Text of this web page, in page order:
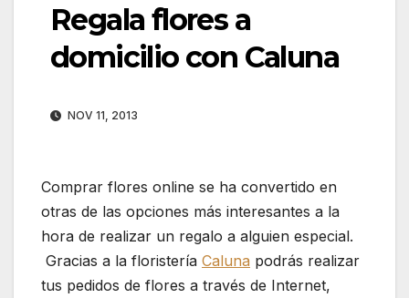
Regala flores a
domicilio con Caluna
NOV 11, 2013
Comprar flores online se ha convertido en
otras de las opciones más interesantes a la
hora de realizar un regalo a alguien especial.
Gracias a la floristería Caluna podrás realizar
tus pedidos de flores a través de Internet,